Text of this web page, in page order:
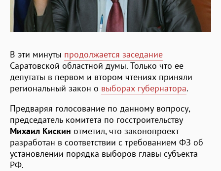
В эти минуты продолжается заседание
Саратовской областной думы. Только что ее
депутаты в первом и втором чтениях приняли
региональный закон о выборах губернатора.
Предваряя голосование по данному вопросу,
председатель комитета по госстроительству
Михаил Кискин отметил, что законопроект
разработан в соответствии с требованием ФЗ об
установлении порядка выборов главы субъекта
РФ.